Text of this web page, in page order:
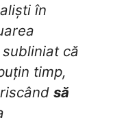
în
că
timp,
să